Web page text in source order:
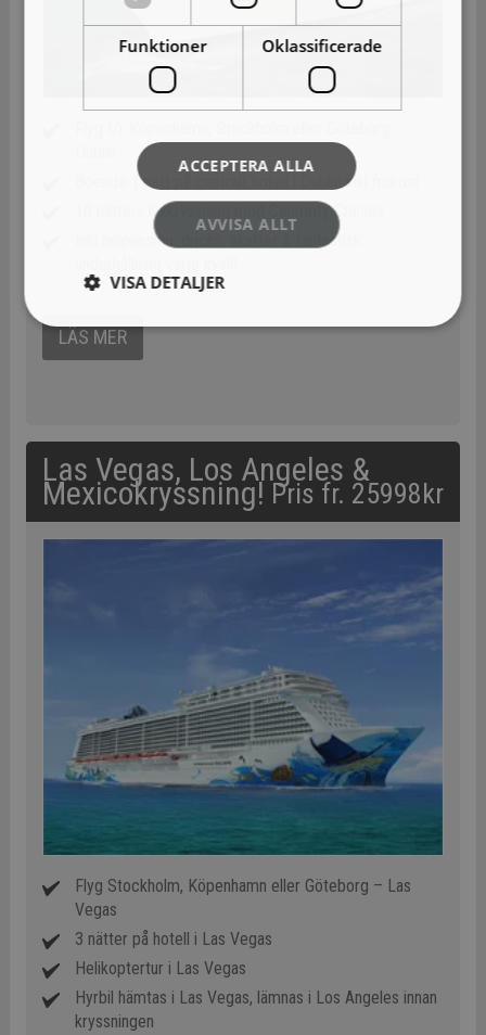
Boende 1 natt på centralt hotell i Dublin inkl frukost
10 nätters lyxkryssning med Celebrity Cruises
Inkl helpension, dricks, skatter & fantastisk
LÄS MER
Las Vegas, Los Angeles &
Mexicokryssning! Pris fr. 25998kr
Flyg Stockholm, Köpenhamn eller Göteborg – Las
Vegas
3 nätter på hotell i Las Vegas
Helikoptertur i Las Vegas
Hyrbil hämtas i Las Vegas, lämnas i Los Angeles innan
kryssningen
Funktioner Oklassificerade
ACCEPTERA ALLA
AVVISA ALLT
VISA DETALJER